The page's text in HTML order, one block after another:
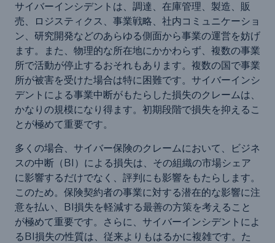
サイバーインシデントは、調達、在庫管理、製造、販
売、ロジスティクス、事業戦略、社内コミュニケーショ
ン、研究開発などのあらゆる側面から事業の運営を妨げ
ます。また、物理的な所在地にかかわらず、複数の事業
所で活動が停止するおそれもあります。複数の国で事業
所が被害を受けた場合は特に困難です。サイバーインシ
デントによる事業中断がもたらした損失のクレームは、
かなりの規模になり得ます。初期段階で損失を抑えるこ
とが極めて重要です。
多くの場合、サイバー保険のクレームにおいて、ビジネ
スの中断（BI）による損失は、その組織の市場シェア
に影響するだけでなく、評判にも影響をもたらします。
このため。保険契約者の事業に対する潜在的な影響に注
意を払い、BI損失を軽減する最善の方策を考えること
が極めて重要です。さらに、サイバーインシデントによ
るBI損失の性質は、従来よりもはるかに複雑です。た